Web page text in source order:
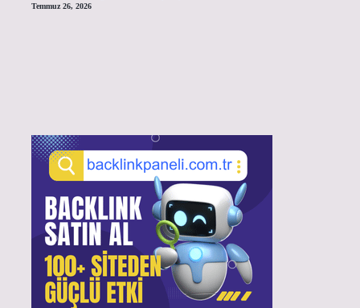
Temmuz 26, 2026